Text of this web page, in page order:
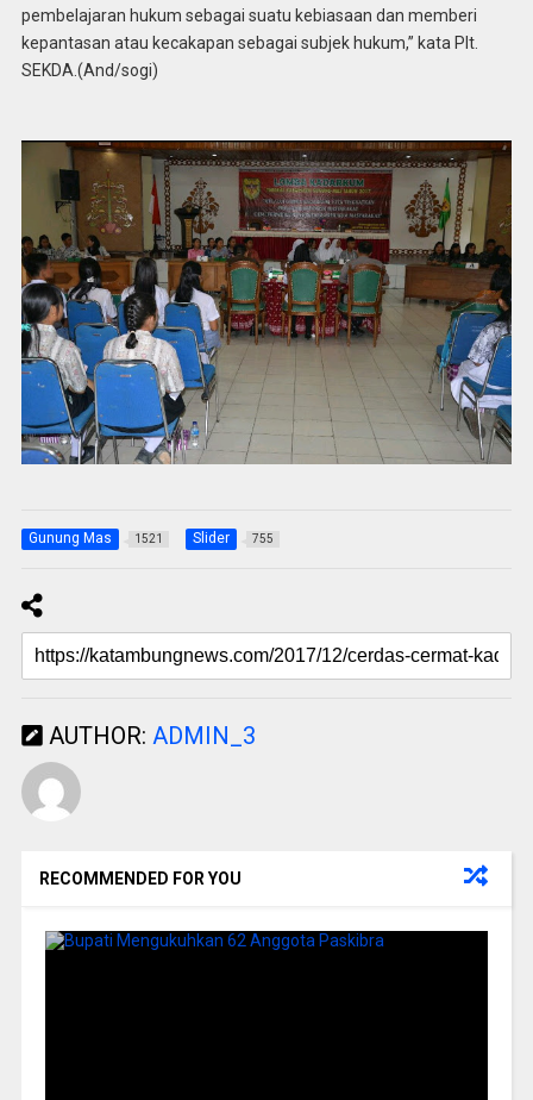
pembelajaran hukum sebagai suatu kebiasaan dan memberi
kepantasan atau kecakapan sebagai subjek hukum,” kata Plt.
SEKDA.(And/sogi)
Gunung Mas 1521 Slider 755
AUTHOR: ADMIN_3
RECOMMENDED FOR YOU